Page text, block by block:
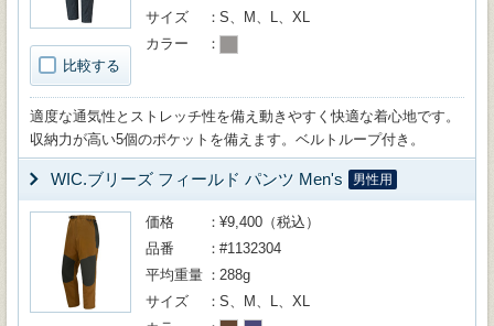
比較する
サイズ
S、M、L、XL
カラー
適度な通気性とストレッチ性を備え動きやすく快適な着心地です。
収納力が高い5個のポケットを備えます。ベルトループ付き。
WIC.ブリーズ フィールド パンツ Men's 男性用
価格
¥9,400（税込）
品番
#1132304
平均重量
288g
サイズ
S、M、L、XL